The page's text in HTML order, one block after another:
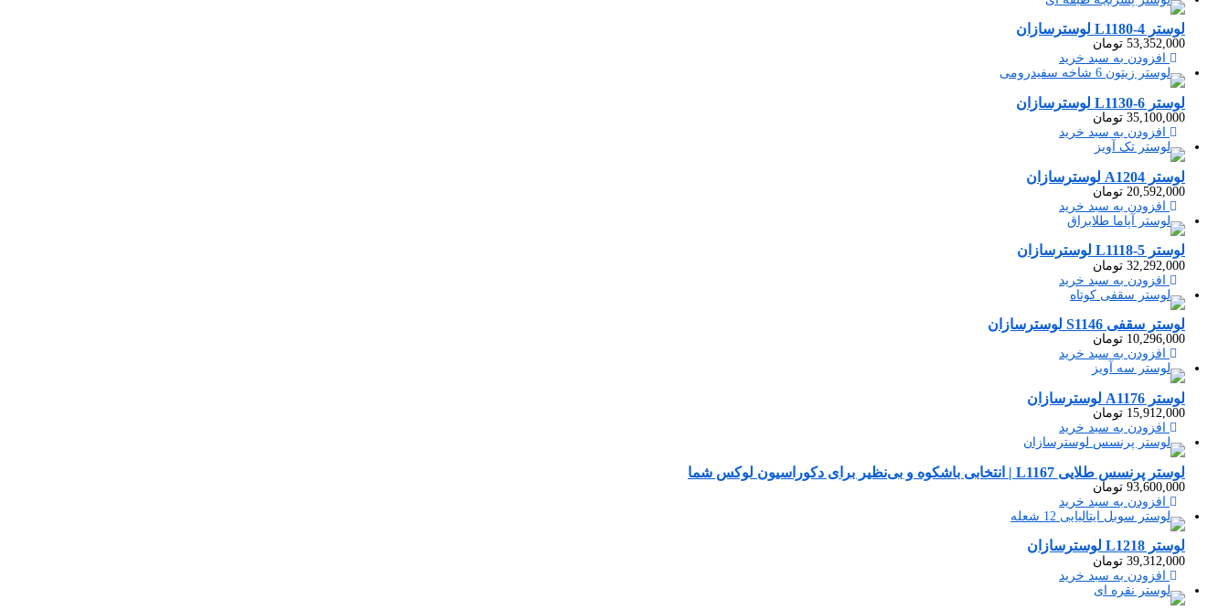
لوستر L1180-4 لوسترسازان
53,352,000 تومان
افزودن به سبد خرید
لوستر L1130-6 لوسترسازان
35,100,000 تومان
افزودن به سبد خرید
لوستر A1204 لوسترسازان
20,592,000 تومان
افزودن به سبد خرید
لوستر L1118-5 لوسترسازان
32,292,000 تومان
افزودن به سبد خرید
لوستر سقفی S1146 لوسترسازان
10,296,000 تومان
افزودن به سبد خرید
لوستر A1176 لوسترسازان
15,912,000 تومان
افزودن به سبد خرید
لوستر پرنسس طلایی L1167 | انتخابی باشکوه و بی‌نظیر برای دکوراسیون لوکس شما
93,600,000 تومان
افزودن به سبد خرید
لوستر L1218 لوسترسازان
39,312,000 تومان
افزودن به سبد خرید